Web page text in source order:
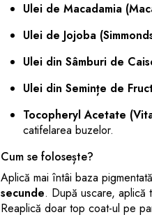
Ulei de Macadamia
Ulei de Jojoba
Ulei din Sâmburi de
Ulei din Semințe de
Tocopheryl Acetate
catifelarea buzelor.
Cum se folosește?
Aplică mai întâi baza
secunde. După uscare, aplică
Reaplică doar top coat-ul pe